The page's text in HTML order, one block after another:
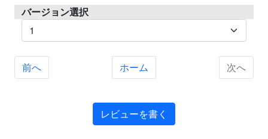
バージョン選択
前へ ホーム 次へ
レビューを書く